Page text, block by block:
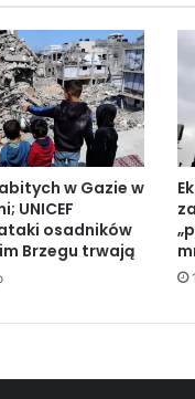
w Gazie w
UNICEF
osadników
Brzegu trwają